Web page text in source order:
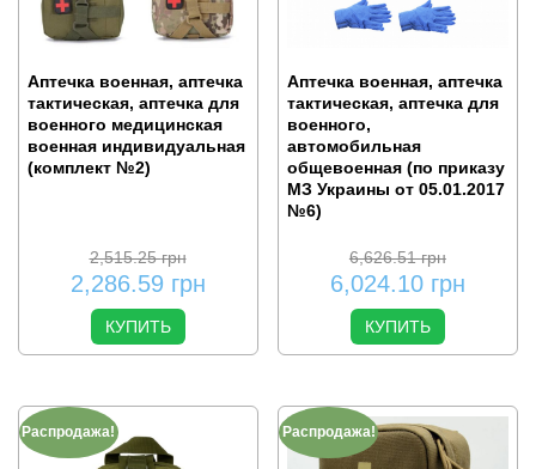
Аптечка военная, аптечка
тактическая, аптечка для
военного медицинская
военная индивидуальная
(комплект №2)
2,515.25грн
2,286.59 грн
КУПИТЬ
Аптечка военная, аптечка
тактическая, аптечка для
военного,
автомобильная
общевоенная (по приказу
МЗ Украины от 05.01.2017
№6)
6,626.51грн
6,024.10 грн
КУПИТЬ
Распродажа! Распродажа!